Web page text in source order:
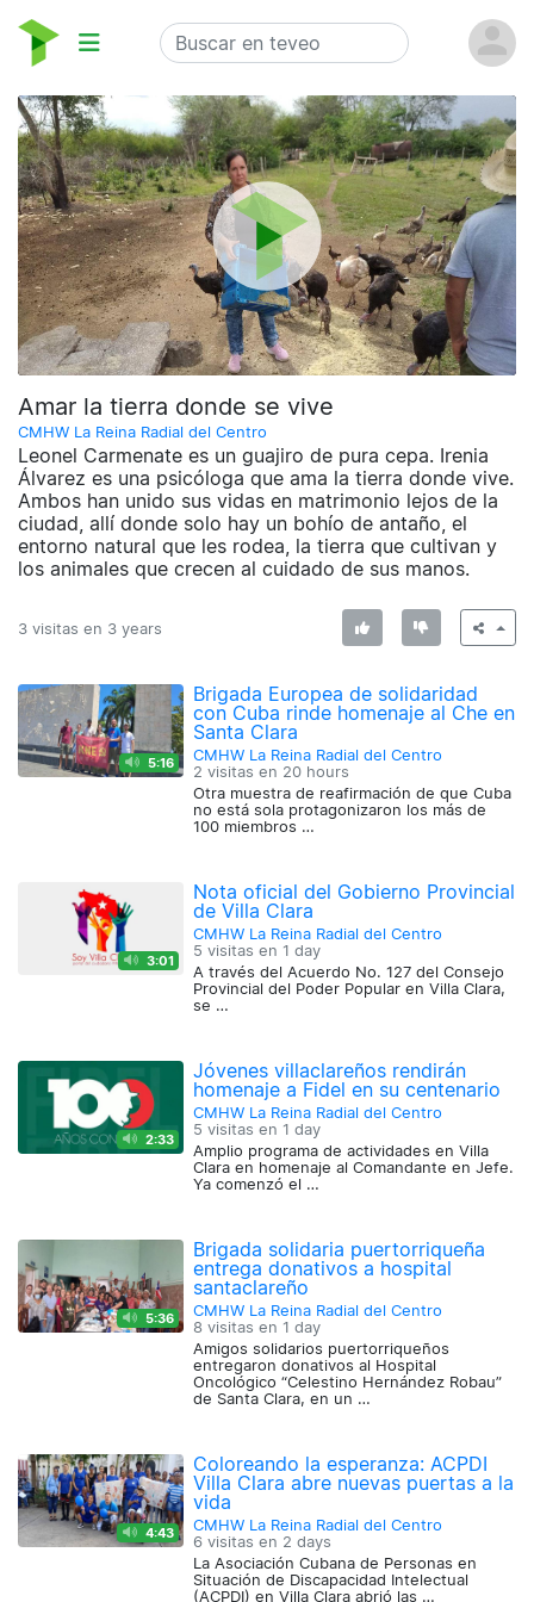
Amar la tierra donde se vive
CMHW La Reina Radial del Centro
Leonel Carmenate es un guajiro de pura cepa. Irenia
Álvarez es una psicóloga que ama la tierra donde vive.
Ambos han unido sus vidas en matrimonio lejos de la
ciudad, allí donde solo hay un bohío de antaño, el
entorno natural que les rodea, la tierra que cultivan y
los animales que crecen al cuidado de sus manos.
3 visitas en 3 years
5:16
Brigada Europea de solidaridad
con Cuba rinde homenaje al Che en
Santa Clara
CMHW La Reina Radial del Centro
2 visitas en 20 hours
Otra muestra de reafirmación de que Cuba
no está sola protagonizaron los más de
100 miembros …
3:01
Nota oficial del Gobierno Provincial
de Villa Clara
CMHW La Reina Radial del Centro
5 visitas en 1 day
A través del Acuerdo No. 127 del Consejo
Provincial del Poder Popular en Villa Clara,
se …
2:33
Jóvenes villaclareños rendirán
homenaje a Fidel en su centenario
CMHW La Reina Radial del Centro
5 visitas en 1 day
Amplio programa de actividades en Villa
Clara en homenaje al Comandante en Jefe.
Ya comenzó el …
5:36
Brigada solidaria puertorriqueña
entrega donativos a hospital
santaclareño
CMHW La Reina Radial del Centro
8 visitas en 1 day
Amigos solidarios puertorriqueños
entregaron donativos al Hospital
Oncológico “Celestino Hernández Robau”
de Santa Clara, en un …
4:43
Coloreando la esperanza: ACPDI
Villa Clara abre nuevas puertas a la
vida
CMHW La Reina Radial del Centro
6 visitas en 2 days
La Asociación Cubana de Personas en
Situación de Discapacidad Intelectual
(ACPDI) en Villa Clara abrió las …